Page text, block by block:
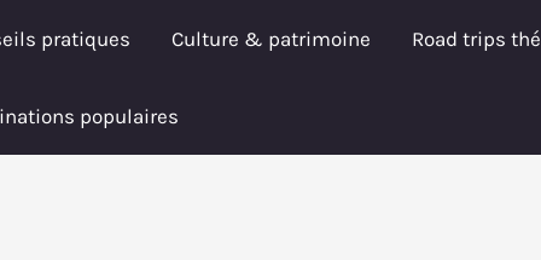
pratiques Culture & patrimoine Road trips
populaires